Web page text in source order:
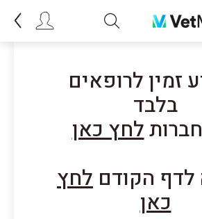
זמין לרופאים
בלבד
לחץ כאן
לדף הקודם לחץ
כאן